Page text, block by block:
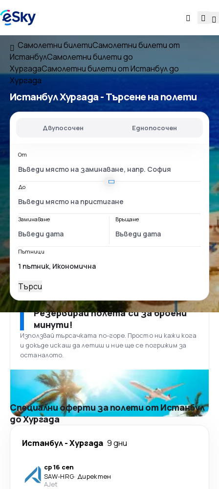
Самолетни билетиСамолетни билети от
ИстанбулСамолетни билети до
ХургадаСамолетни билети от Истанбул до
Хургада
Истанбул Хургада- Търсене на полети
Двупосочен Еднопосочен
От
До
Заминаване Връщане
Пътници
Търси
Резервирай полета си за броени
минути!
Използвай търсачката по-горе. Просто ни кажи кога
и докъде искаш да летиш и ние ще се погрижим за
останалото.
Специални оферти за полети от Истанбул
до Хургада
Истанбул-Хургада 9 дни
ср 16 сеп
SAW-HRG· Директен
AJet